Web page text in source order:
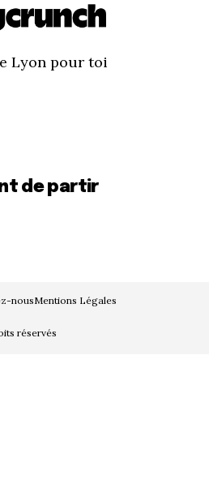
Lyon pour toi
de partir
nousMentions Légales
réservés